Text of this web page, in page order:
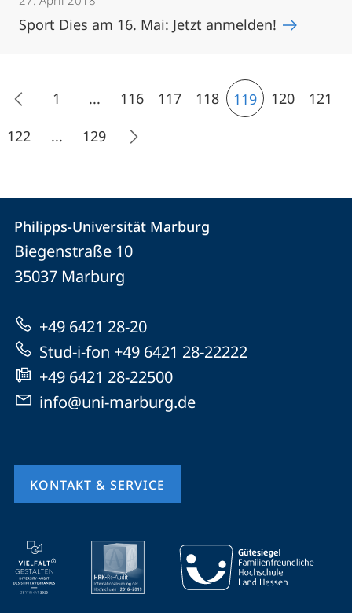
Sport Dies am 16. Mai: Jetzt anmelden!
1 ... 116 117 118 119 120
121
122
... 129
Kontakt
und
Informationen
zur
Website
Kontaktinformationen
Philipps-
Universität
Marburg
Philipps-Universität Marburg
Biegenstraße 10
35037 Marburg
+49 6421 28-20
Stud-i-fon +49 6421 28-22222
+49 6421 28-22500
info@uni-marburg.de
KONTAKT & SERVICE
Mobile-
Service-
Navigation